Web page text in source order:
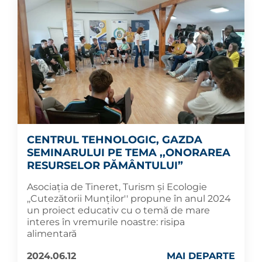
CENTRUL TEHNOLOGIC, GAZDA
SEMINARULUI PE TEMA ,,ONORAREA
RESURSELOR PĂMÂNTULUI”
Asociația de Tineret, Turism și Ecologie
,,Cutezătorii Munților'' propune în anul 2024
un proiect educativ cu o temă de mare
interes în vremurile noastre: risipa
alimentară
2024.06.12
MAI DEPARTE